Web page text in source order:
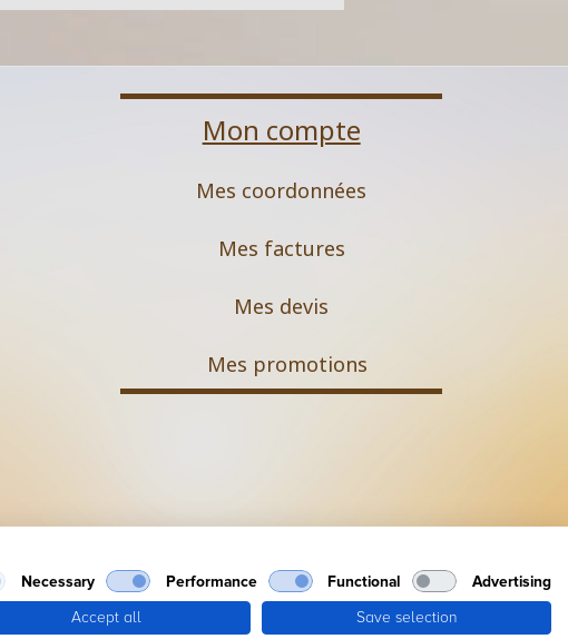
Mon compte
Mes coordonnées
Mes factures
Mes devis
Mes promotions
Mentions légales
Necessary Performance Functional
Advertising
Accept all
Save selection